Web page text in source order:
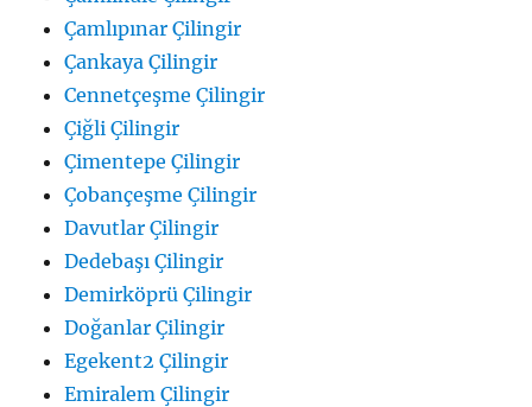
Çamlıpınar Çilingir
Çankaya Çilingir
Cennetçeşme Çilingir
Çiğli Çilingir
Çimentepe Çilingir
Çobançeşme Çilingir
Davutlar Çilingir
Dedebaşı Çilingir
Demirköprü Çilingir
Doğanlar Çilingir
Egekent2 Çilingir
Emiralem Çilingir